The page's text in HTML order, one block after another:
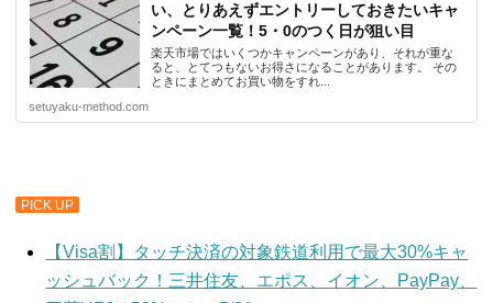
い、とりあえずエントリーしておきたいキャ
ンペーン一覧！5・0のつく日が狙い目
楽天市場ではいくつかキャンペーンがあり、それが重な
ると、とてつもないお得さになることがあります。 その
ときにまとめてお買い物をすれ...
setuyaku-method.com
PICK UP
【Visa割】タッチ決済の対象鉄道利用で最大30%キャ
ッシュバック！三井住友、エポス、イオン、PayPay、